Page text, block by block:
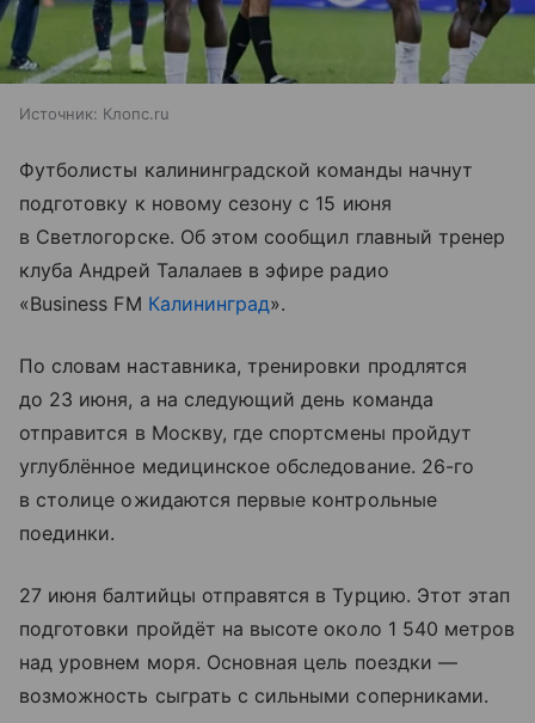
Источник: Клопс.ru
Футболисты калининградской команды начнут
подготовку к новому сезону с 15 июня
в Светлогорске. Об этом сообщил главный тренер
клуба Андрей Талалаев в эфире радио
«Business FM Калининград».
По словам наставника, тренировки продлятся
до 23 июня, а на следующий день команда
отправится в Москву, где спортсмены пройдут
углублённое медицинское обследование. 26-го
в столице ожидаются первые контрольные
поединки.
27 июня балтийцы отправятся в Турцию. Этот этап
подготовки пройдёт на высоте около 1 540 метров
над уровнем моря. Основная цель поездки —
возможность сыграть с сильными соперниками.